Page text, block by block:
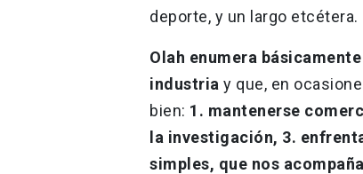
deporte, y un largo etcétera.
Olah enumera
industria y que, en
bien: 1. mantenerse
la investigación, 3.
simples, que nos